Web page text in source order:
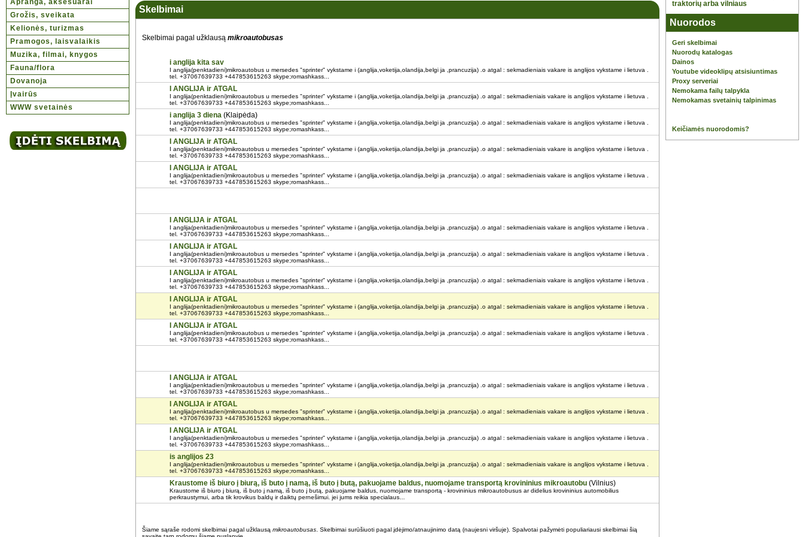
Apranga, aksesuarai
Grožis, sveikata
Kelionės, turizmas
Pramogos, laisvalaikis
Muzika, filmai, knygos
Fauna/flora
Dovanoja
Įvairūs
WWW svetainės
Skelbimai
Skelbimai pagal užklausą mikroautobusas
i anglija kita sav
I anglija(penktadieni)mikroautobus u mersedes "sprinter" vykstame i (anglija,voketija,olandija,belgi ja ,prancuzija) .o atgal : sekmadieniais vakare is anglijos vykstame i lietuva .
tel. +37067639733 +447853615263 skype;romashkass...
I ANGLIJA ir ATGAL
I anglija(penktadieni)mikroautobus u mersedes "sprinter" vykstame i (anglija,voketija,olandija,belgi ja ,prancuzija) .o atgal : sekmadieniais vakare is anglijos vykstame i lietuva .
tel. +37067639733 +447853615263 skype;romashkass...
i anglija 3 diena (Klaipėda)
I anglija(penktadieni)mikroautobus u mersedes "sprinter" vykstame i (anglija,voketija,olandija,belgi ja ,prancuzija) .o atgal : sekmadieniais vakare is anglijos vykstame i lietuva .
tel. +37067639733 +447853615263 skype;romashkass...
I ANGLIJA ir ATGAL
I anglija(penktadieni)mikroautobus u mersedes "sprinter" vykstame i (anglija,voketija,olandija,belgi ja ,prancuzija) .o atgal : sekmadieniais vakare is anglijos vykstame i lietuva .
tel. +37067639733 +447853615263 skype;romashkass...
I ANGLIJA ir ATGAL
I anglija(penktadieni)mikroautobus u mersedes "sprinter" vykstame i (anglija,voketija,olandija,belgi ja ,prancuzija) .o atgal : sekmadieniais vakare is anglijos vykstame i lietuva .
tel. +37067639733 +447853615263 skype;romashkass...
I ANGLIJA ir ATGAL
I anglija(penktadieni)mikroautobus u mersedes "sprinter" vykstame i (anglija,voketija,olandija,belgi ja ,prancuzija) .o atgal : sekmadieniais vakare is anglijos vykstame i lietuva .
tel. +37067639733 +447853615263 skype;romashkass...
I ANGLIJA ir ATGAL
I anglija(penktadieni)mikroautobus u mersedes "sprinter" vykstame i (anglija,voketija,olandija,belgi ja ,prancuzija) .o atgal : sekmadieniais vakare is anglijos vykstame i lietuva .
tel. +37067639733 +447853615263 skype;romashkass...
I ANGLIJA ir ATGAL
I anglija(penktadieni)mikroautobus u mersedes "sprinter" vykstame i (anglija,voketija,olandija,belgi ja ,prancuzija) .o atgal : sekmadieniais vakare is anglijos vykstame i lietuva .
tel. +37067639733 +447853615263 skype;romashkass...
I ANGLIJA ir ATGAL
I anglija(penktadieni)mikroautobus u mersedes "sprinter" vykstame i (anglija,voketija,olandija,belgi ja ,prancuzija) .o atgal : sekmadieniais vakare is anglijos vykstame i lietuva .
tel. +37067639733 +447853615263 skype;romashkass...
I ANGLIJA ir ATGAL
I anglija(penktadieni)mikroautobus u mersedes "sprinter" vykstame i (anglija,voketija,olandija,belgi ja ,prancuzija) .o atgal : sekmadieniais vakare is anglijos vykstame i lietuva .
tel. +37067639733 +447853615263 skype;romashkass...
I ANGLIJA ir ATGAL
I anglija(penktadieni)mikroautobus u mersedes "sprinter" vykstame i (anglija,voketija,olandija,belgi ja ,prancuzija) .o atgal : sekmadieniais vakare is anglijos vykstame i lietuva .
tel. +37067639733 +447853615263 skype;romashkass...
I ANGLIJA ir ATGAL
I anglija(penktadieni)mikroautobus u mersedes "sprinter" vykstame i (anglija,voketija,olandija,belgi ja ,prancuzija) .o atgal : sekmadieniais vakare is anglijos vykstame i lietuva .
tel. +37067639733 +447853615263 skype;romashkass...
I ANGLIJA ir ATGAL
I anglija(penktadieni)mikroautobus u mersedes "sprinter" vykstame i (anglija,voketija,olandija,belgi ja ,prancuzija) .o atgal : sekmadieniais vakare is anglijos vykstame i lietuva .
tel. +37067639733 +447853615263 skype;romashkass...
is anglijos 23
I anglija(penktadieni)mikroautobus u mersedes "sprinter" vykstame i (anglija,voketija,olandija,belgi ja ,prancuzija) .o atgal : sekmadieniais vakare is anglijos vykstame i lietuva .
tel. +37067639733 +447853615263 skype;romashkass...
Kraustome iš biuro į biurą, iš buto į namą, iš buto į butą, pakuojame baldus, nuomojame transportą krovininius mikroautobu (Vilnius)
Kraustome iš biuro į biurą, iš buto į namą, iš buto į butą, pakuojame baldus, nuomojame transportą - krovininius mikroautobusus ar didelius krovininius automobilius
perkraustymui, arba tik krovikus baldų ir daiktų pernešimui. jei jums reikia specialaus...
Šiame sąraše rodomi skelbimai pagal užklausą mikroautobusas . Skelbimai surūšiuoti pagal įdėjimo/atnaujinimo datą (naujesni viršuje). Spalvotai pažymėti populiariausi skelbimai šią
traktorių arba vilniaus
Nuorodos
Geri skelbimai
Nuorodų katalogas
Dainos
Youtube videoklipų atsisiuntimas
Proxy serveriai
Nemokama failų talpykla
Nemokamas svetainių talpinimas
Keičiamės nuorodomis?